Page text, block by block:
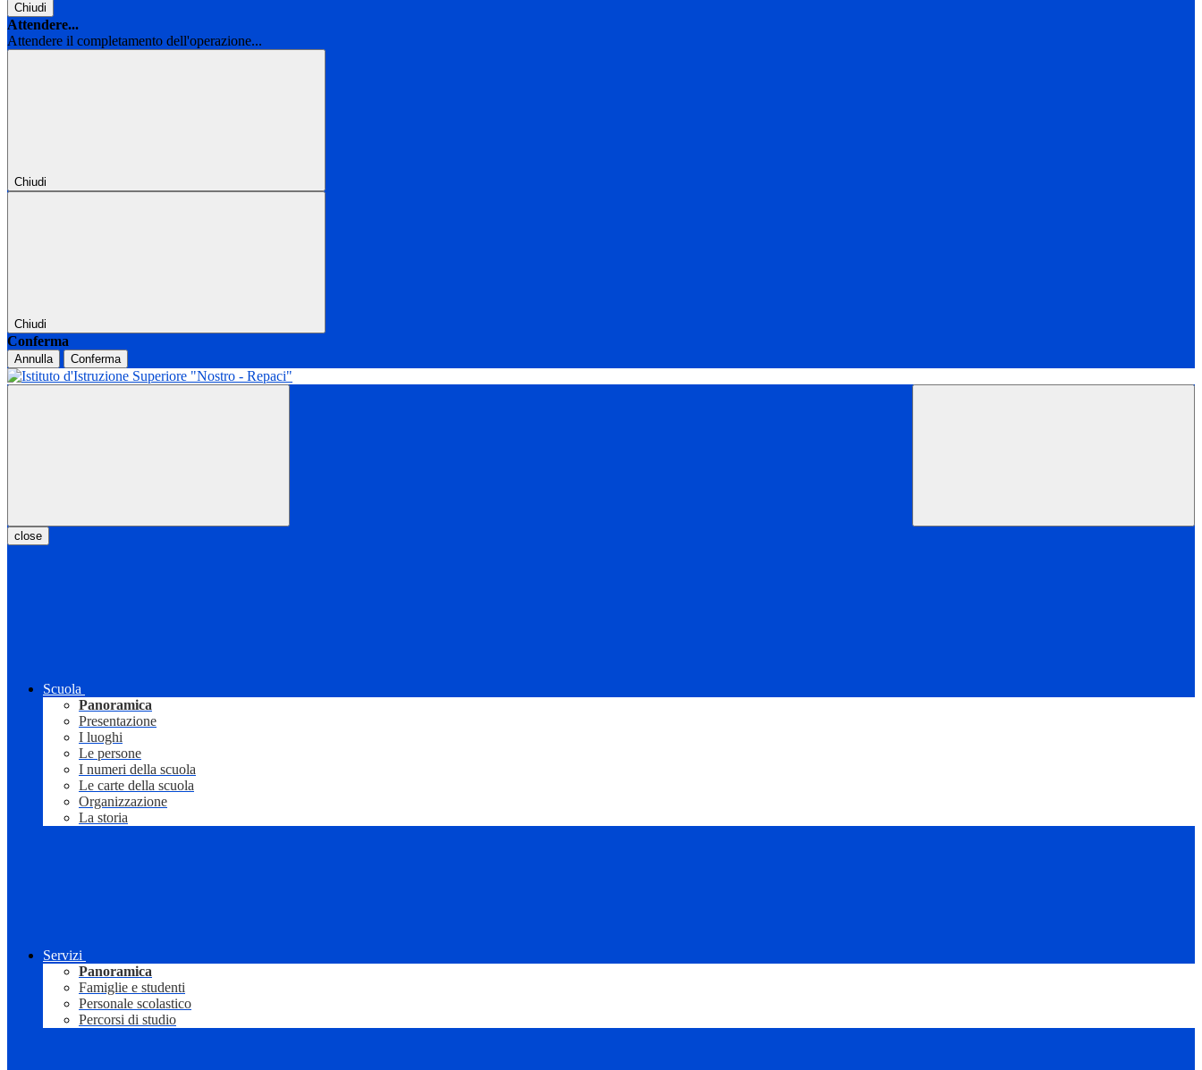
Chiudi
Attendere...
Attendere il completamento dell'operazione...
Chiudi
Chiudi
Conferma
Annulla Conferma
close
Scuola
Panoramica
Presentazione
I luoghi
Le persone
I numeri della scuola
Le carte della scuola
Organizzazione
La storia
Servizi
Panoramica
Famiglie e studenti
Personale scolastico
Percorsi di studio